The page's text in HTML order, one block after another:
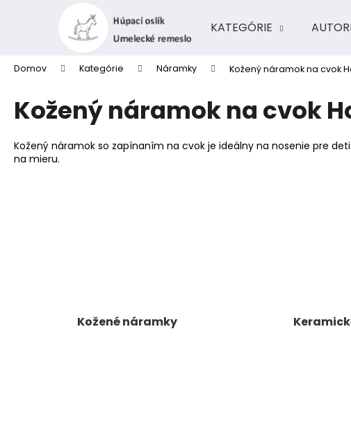
KATEGÓRIE
Domov Kategórie Náramky Kožený náramok na cvok
Kožený náramok na cvok
Kožený náramok so zapínaním na cvok je ideálny na nosenie pre
na mieru.
Kožené náramky
Späť
obchodu
Späť
obchodu
Čo